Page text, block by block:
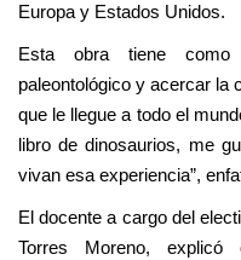
Europa y Estados Unidos.
Esta obra tiene como
paleontológico y acercar la
que le llegue a todo el
libro de dinosaurios, me
vivan esa experiencia”,
El docente a cargo del
Torres Moreno,